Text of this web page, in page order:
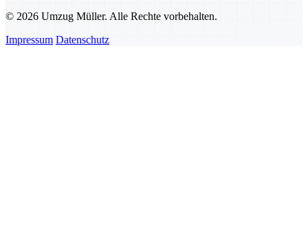
© 2026 Umzug Müller. Alle Rechte vorbehalten.
Impressum Datenschutz